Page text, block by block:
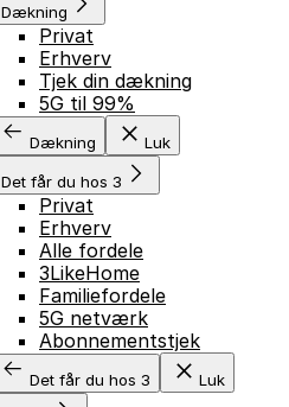
Dækning
Privat
Erhverv
Tjek din dækning
5G til 99%
Dækning Luk
Det får du hos 3
Privat
Erhverv
Alle fordele
3LikeHome
Familiefordele
5G netværk
Abonnementstjek
Det får du hos 3 Luk